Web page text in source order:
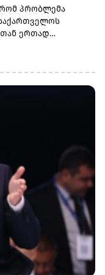
რომ პრობლემა
ერთად
კვირებია
ეკონომიკურ
მებაჟეები
ეს ტვირთს, წონას
თვეზე მეტს
რომ „სარფის“
ჩამოართვეს
საბუთები,
ელდენიზ
ყოვნდება. მას
საბაჟოზე
და